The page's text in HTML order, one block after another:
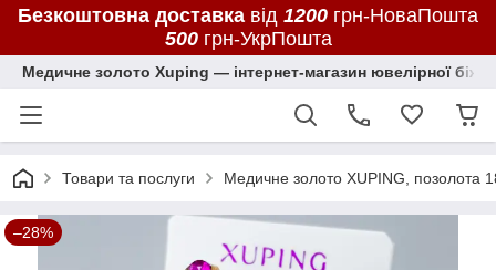
Безкоштовна доставка від 1200 грн-НоваПошта
500грн-УкрПошта
Медичне золото Xuping — інтернет-магазин ювелірної
Товари та послуги Медичне золото XUPING, позолота
–28%